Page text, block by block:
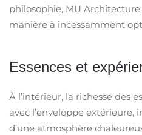
philosophie, MU
manière à incessamment
Essences et
À l’intérieur, la richesse des
avec l’enveloppe extérieure,
d’une atmosphère